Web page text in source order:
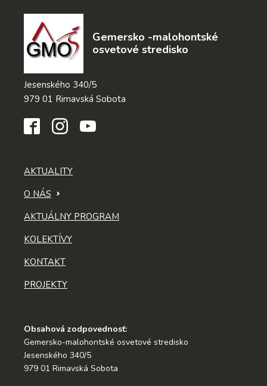
Gemersko -malohontské
osvetové stredisko
Jesenského 340/5
979 01 Rimavská Sobota
AKTUALITY
O NÁS
AKTUÁLNY PROGRAM
KOLEKTÍVY
KONTAKT
PROJEKTY
Obsahová zodpovednosť:
Gemersko-malohontské osvetové stredisko
Jesenského 340/5
979 01 Rimavská Sobota